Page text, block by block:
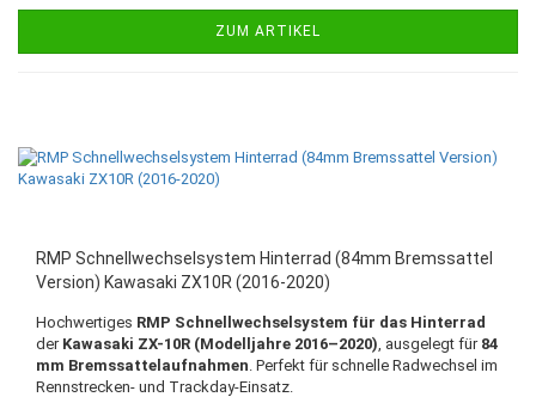
ZUM ARTIKEL
RMP Schnellwechselsystem Hinterrad (84mm Bremssattel
Version) Kawasaki ZX10R (2016-2020)
Hochwertiges RMP Schnellwechselsystem für das Hinterrad
der Kawasaki ZX-10R (Modelljahre 2016–2020) , ausgelegt für 84
mm Bremssattelaufnahmen . Perfekt für schnelle Radwechsel im
Rennstrecken- und Trackday-Einsatz.